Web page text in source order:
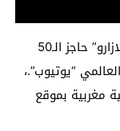
تخطت أغنية “مهبول أنا”، للفنان المغربي، “لازارو” حاجز الـ50
“يوتيوب”.،
جعلها تتصدر قائمة أعلى 50 أغنية مغربية بموقع